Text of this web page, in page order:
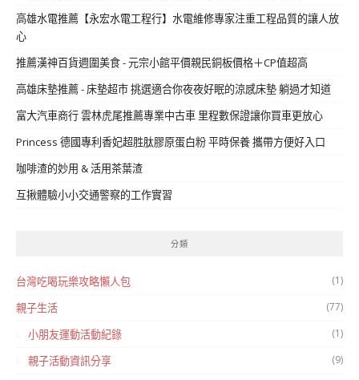
高雄水電推薦【永宏水電工程行】水電維修專家注重工程品質的讓人放
心
推薦漢神百貨週圍美食 - 元宗小館平價親民銅板價格＋CP值超高
高雄床墊推薦 - 床墊超市 挑選適合你夜夜好眠的涼感床墊 躺過才知道
富大汽車商行 雲林虎尾推薦專業中古車 里程數保證讓你買車更放心
Princess 德國專利香妃超胜肽膠原蛋白粉 平時保養 攜帶方便好入口
咖啡渣的妙用 & 活用茶葉渣
互揪體驗小小交通警察的工作實習
分類
台灣吃喝玩樂攻略懶人包 (1)
親子生活 (77)
小朋友運動活動紀錄 (1)
親子活動資訊分享
(9)